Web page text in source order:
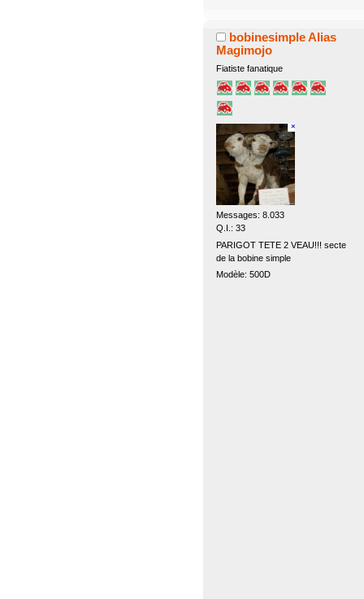
bobinesimple Alias
Magimojo
Fiatiste fanatique
Messages: 8.033
Q.I.: 33
PARIGOT TETE 2 VEAU!!! secte
de la bobine simple
Modèle: 500D